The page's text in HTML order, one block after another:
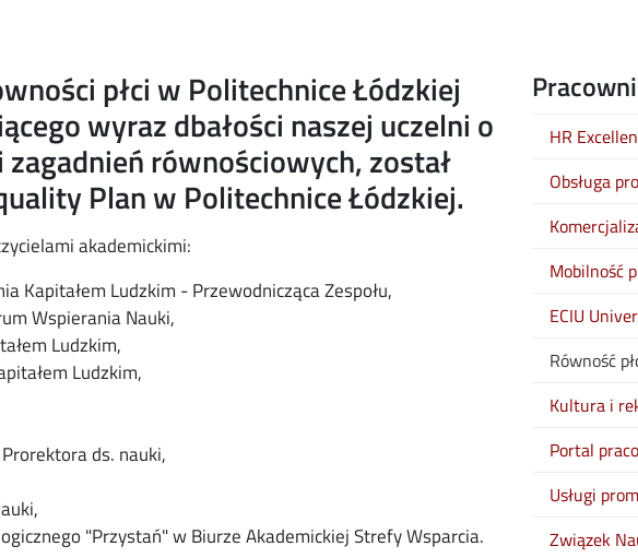
płci w Politechnice Łódzkiej
wyraz dbałości naszej uczelni o
równościowych, został
Plan w Politechnice Łódzkiej.
akademickimi:
Kapitałem Ludzkim - Przewodnicząca Zespołu,
Wspierania Nauki,
Ludzkim,
Ludzkim,
ds. nauki,
"Przystań" w Biurze Akademickiej Strefy Wsparcia.
HR
Obsługa
Mobilność
ECIU
Równość
Kultura i
Portal
Usługi
Związek